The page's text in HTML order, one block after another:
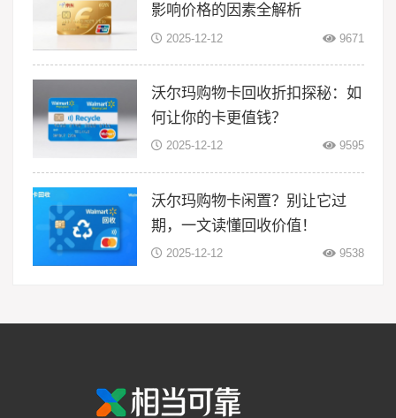
影响价格的因素全解析
2025-12-12 9671
沃尔玛购物卡回收折扣探秘：如
何让你的卡更值钱？
2025-12-12 9595
沃尔玛购物卡闲置？别让它过
期，一文读懂回收价值！
2025-12-12 9538